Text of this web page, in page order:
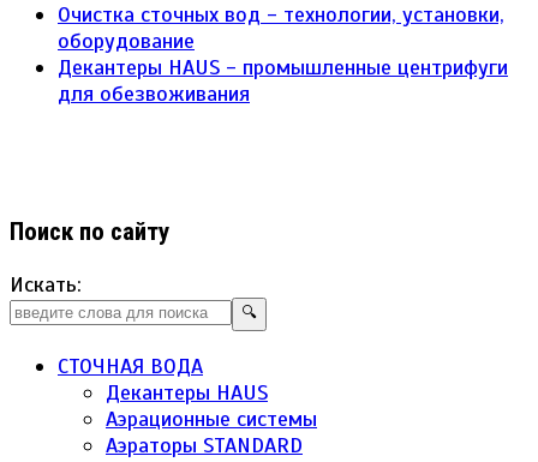
Очистка сточных вод - технологии, установки,
оборудование
Декантеры HAUS - промышленные центрифуги
для обезвоживания
Поиск по сайту
Искать:
🔍
СТОЧНАЯ ВОДА
Декантеры HAUS
Аэрационные системы
Аэраторы STANDARD